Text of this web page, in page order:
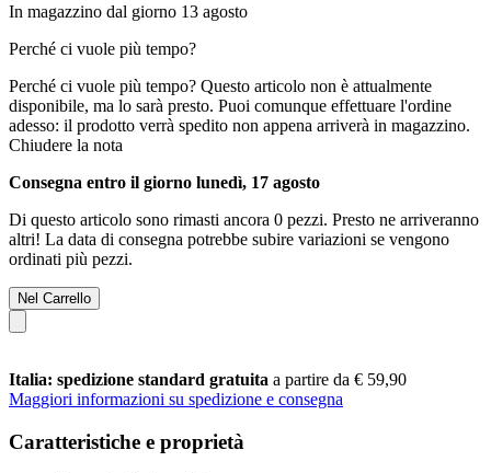
In magazzino dal giorno 13 agosto
Perché ci vuole più tempo?
Perché ci vuole più tempo? Questo articolo non è attualmente
disponibile, ma lo sarà presto. Puoi comunque effettuare l'ordine
adesso: il prodotto verrà spedito non appena arriverà in magazzino.
Chiudere la nota
Consegna entro il giorno lunedì, 17 agosto
Di questo articolo sono rimasti ancora 0 pezzi. Presto ne arriveranno
altri! La data di consegna potrebbe subire variazioni se vengono
ordinati più pezzi.
Nel Carrello
Italia: spedizione standard gratuita a partire da € 59,90
Maggiori informazioni su spedizione e consegna
Caratteristiche e proprietà